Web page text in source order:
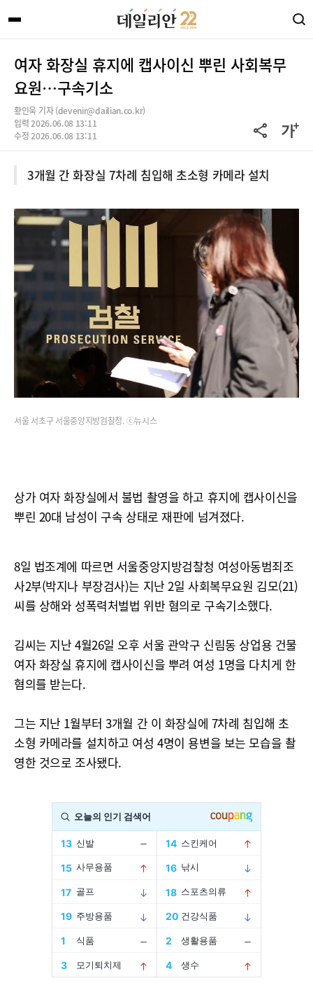
여자 화장실 휴지에 캡사이신 뿌린 사회복무
요원…구속기소
황인욱 기자 (devenir@dailian.co.kr)
입력 2026.06.08 13:11
수정 2026.06.08 13:11
3개월 간 화장실 7차례 침입해 초소형 카메라 설치
서울 서초구 서울중앙지방검찰청. ⓒ뉴시스
상가 여자 화장실에서 불법 촬영을 하고 휴지에 캡사이신을
뿌린 20대 남성이 구속 상태로 재판에 넘겨졌다.
8일 법조계에 따르면 서울중앙지방검찰청 여성아동범죄조
사2부(박지나 부장검사)는 지난 2일 사회복무요원 김모(21)
씨를 상해와 성폭력처벌법 위반 혐의로 구속기소했다.
김씨는 지난 4월26일 오후 서울 관악구 신림동 상업용 건물
여자 화장실 휴지에 캡사이신을 뿌려 여성 1명을 다치게 한
혐의를 받는다.
그는 지난 1월부터 3개월 간 이 화장실에 7차례 침입해 초
소형 카메라를 설치하고 여성 4명이 용변을 보는 모습을 촬
영한 것으로 조사됐다.